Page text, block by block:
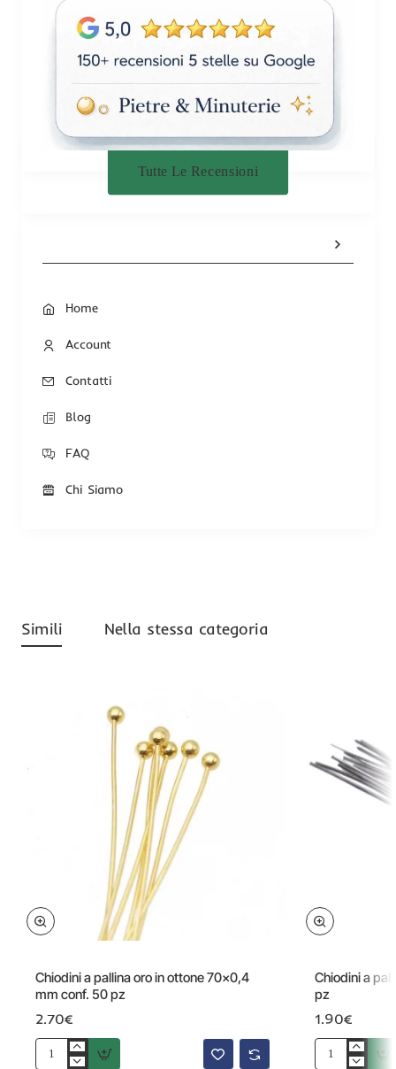
Tutte Le Recensioni
Home
Account
Contatti
Blog
FAQ
Chi Siamo
Simili Nella stessa categoria
Chiodini a pallina oro in ottone 70x0,4
mm conf. 50 pz
2.70€
Chiodini
Chiodini a
pz
1.90€
Chiodini